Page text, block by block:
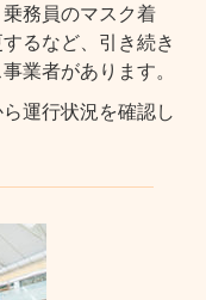
務員のマスク着
るなど、引き続き
業者があります。
運行状況を確認し